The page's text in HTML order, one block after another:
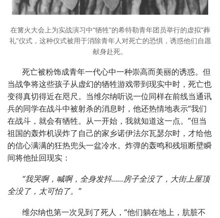
在篝火大会上为实战演习中“牺牲”的希特勒青年团员举行的虚拟“葬
礼”仪式，这种仪式被用于消除青年人对死亡的恐惧，诱惑他们自愿
献身赴死。
死亡被粉饰成青年一代心中一种崇高而美丽的诱惑。但
当战争将这些孩子从虚幻的牺牲游戏带到现实中时，死亡也
变得真切得近在咫尺。当维尔纳听说一位同样在前线当通讯
兵的同学在战斗中被射杀的消息时，他还热情地表示“我们
在战斗，就会有牺牲。从一开始，我就知道这一点。”但当
祖国的轰炸机误炸了自己的家乡诺伊法尔瓦瑟尔时，才给他
的信心满满的狂热兜头一盆冷水。炸弹的轰鸣和残垣断壁瞬
间将他扯回现实：
“我哭啊，喊啊，全身发抖……房子全没了，大街上屋顶
全没了，太可怕了。”
维尔纳也第一次见到了死人，“他们躺在地上，肮脏不